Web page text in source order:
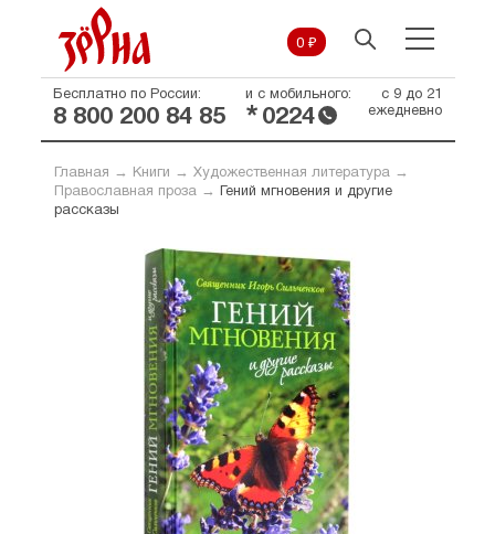
0 ₽
Бесплатно по России:
8 800 200 84 85
и с мобильного:
* 0224
с 9 до 21
ежедневно
Главная → Книги → Художественная литература→
Православная проза→
Гений мгновения и другие
рассказы